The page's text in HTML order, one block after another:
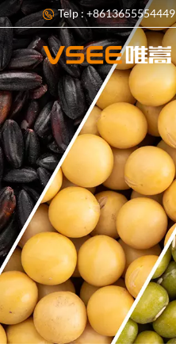
Telp : +8613655554449